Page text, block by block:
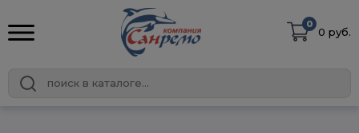
0
0 руб.